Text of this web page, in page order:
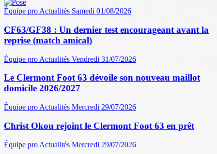
Équipe pro Actualités Samedi 01/08/2026
CF63/GF38 : Un dernier test encourageant avant la
reprise (match amical)
Équipe pro Actualités Vendredi 31/07/2026
Le Clermont Foot 63 dévoile son nouveau maillot
domicile 2026/2027
Équipe pro Actualités Mercredi 29/07/2026
Christ Okou rejoint le Clermont Foot 63 en prêt
Équipe pro Actualités Mercredi 29/07/2026